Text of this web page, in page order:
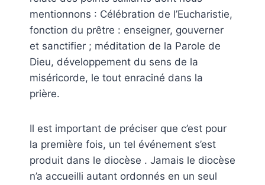
mentionnons : Célébration de l’Eucharistie,
fonction du prêtre : enseigner, gouverner
et sanctifier ; méditation de la Parole de
Dieu, développement du sens de la
miséricorde, le tout enraciné dans la
prière.
Il est important de préciser que c’est pour
la première fois, un tel événement s’est
produit dans le diocèse . Jamais le diocèse
n’a accueilli autant ordonnés en un seul